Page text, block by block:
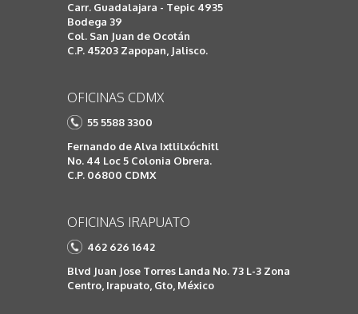
Carr. Guadalajara - Tepic 4935
Bodega 39
Col. San Juan de Ocotán
C.P. 45203 Zapopan, Jalisco.
OFICINAS CDMX
55 5588 3300
Fernando de Alva Ixtlilxóchitl
No. 44 Loc 5 Colonia Obrera.
C.P. 06800 CDMX
OFICINAS IRAPUATO
462 626 1642
Blvd Juan Jose Torres Landa No. 73 L-3 Zona
Centro, Irapuato, Gto, México